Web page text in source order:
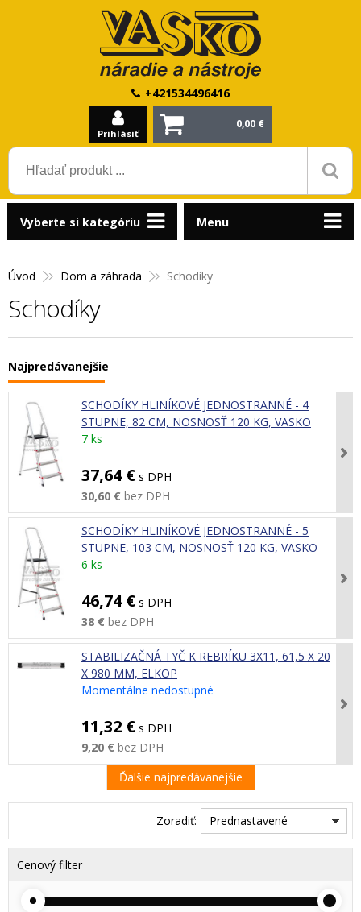
+421534496416
Prihlásiť
0,00 €
Úvod Dom a záhrada Schodíky
Schodíky
Najpredávanejšie
SCHODÍKY HLINÍKOVÉ JEDNOSTRANNÉ - 4
STUPNE, 82 CM, NOSNOSŤ 120 KG, VASKO
7 ks
37,64 € s DPH
30,60 € bez DPH
SCHODÍKY HLINÍKOVÉ JEDNOSTRANNÉ - 5
STUPNE, 103 CM, NOSNOSŤ 120 KG, VASKO
6 ks
46,74 € s DPH
38 € bez DPH
STABILIZAČNÁ TYČ K REBRÍKU 3X11, 61,5 X 20
X 980 MM, ELKOP
Momentálne nedostupné
11,32 € s DPH
9,20 € bez DPH
Ďalšie najpredávanejšie
Zoradiť: Prednastavené
Cenový filter
Vyberte si kategóriu Menu